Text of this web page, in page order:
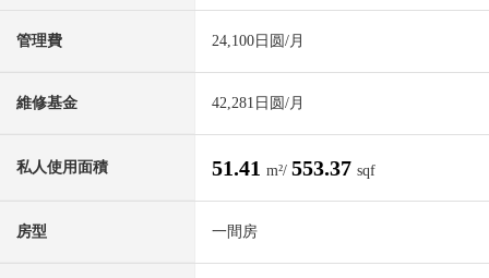
管理費 24,100日圆/月
維修基金 42,281日圆/月
私人使用面積 51.41 m²/ 553.37 sqf
房型 一間房